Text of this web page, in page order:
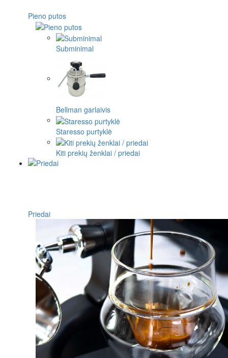
Pieno putos
Subminimal
Bellman garlaivis
Staresso purtyklė
Kiti prekių ženklai / priedai
Priedai